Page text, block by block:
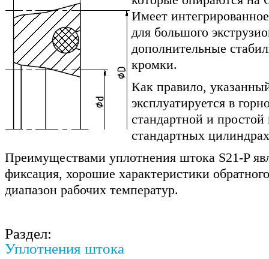
Имеет
для большого
дополнительные
кромки.
Как правило,
эксплуатируется в
стандартной и простой
стандартных
Преимуществами уплотнения штока S21-P
фиксация, хорошие характеристики
диапазон рабочих температур.
Раздел:
Уплотнения штока